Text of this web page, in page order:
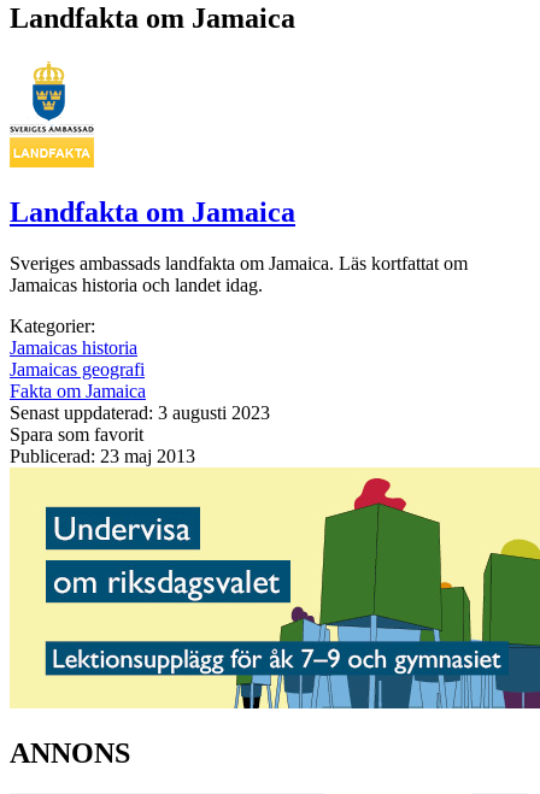
Landfakta om Jamaica
Landfakta om Jamaica
Sveriges ambassads landfakta om Jamaica. Läs kortfattat om
Jamaicas historia och landet idag.
Kategorier:
Jamaicas historia
Jamaicas geografi
Fakta om Jamaica
Senast uppdaterad: 3 augusti 2023
Spara som favorit
Publicerad: 23 maj 2013
ANNONS